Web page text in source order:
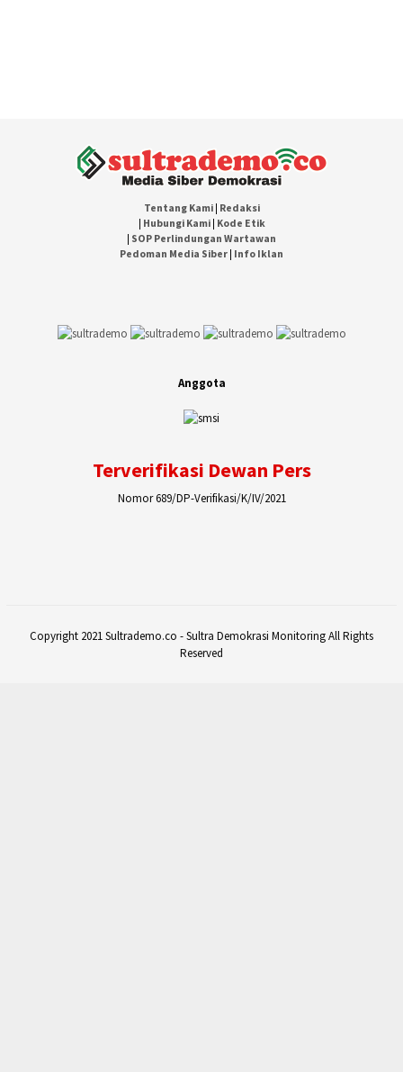
Tentang Kami| Redaksi
| Hubungi Kami| Kode Etik
| SOP Perlindungan Wartawan
Pedoman Media Siber | Info Iklan
Anggota
Terverifikasi Dewan Pers
Nomor 689/DP-Verifikasi/K/IV/2021
Copyright 2021 Sultrademo.co - Sultra Demokrasi Monitoring All Rights
Reserved